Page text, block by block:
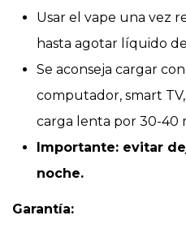
Usar el vape una vez
hasta agotar líquido
Se aconseja cargar
computador, smart
carga lenta por 30-40
Importante: evitar
noche.
Garantía: